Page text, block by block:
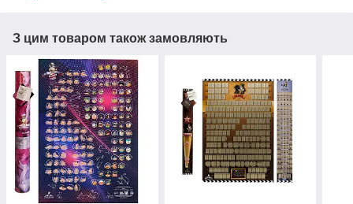
З цим товаром також замовляють